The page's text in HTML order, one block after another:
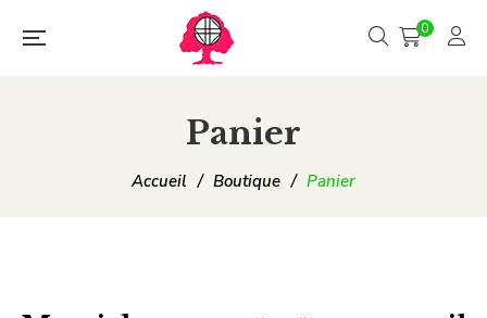
0
Panier
Accueil / Boutique / Panier